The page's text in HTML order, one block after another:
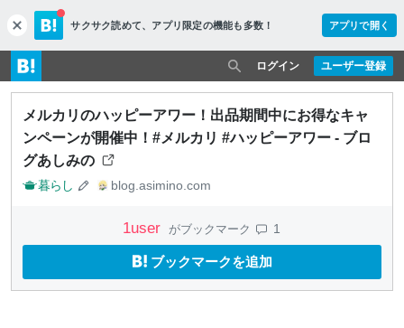
c
l
o
s
e
サクサク読めて、 アプリ限定の機能も多数！ アプリで開く
ユーザー登録
ログイン
メルカリのハッピーアワー！出品期間中にお得なキャ
ンペーンが開催中！#メルカリ #ハッピーアワー - ブロ
グあしみの
暮らし blog.asimino.com
1user がブックマーク 1
ブックマークを追加